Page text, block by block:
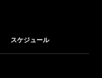
スケジュール